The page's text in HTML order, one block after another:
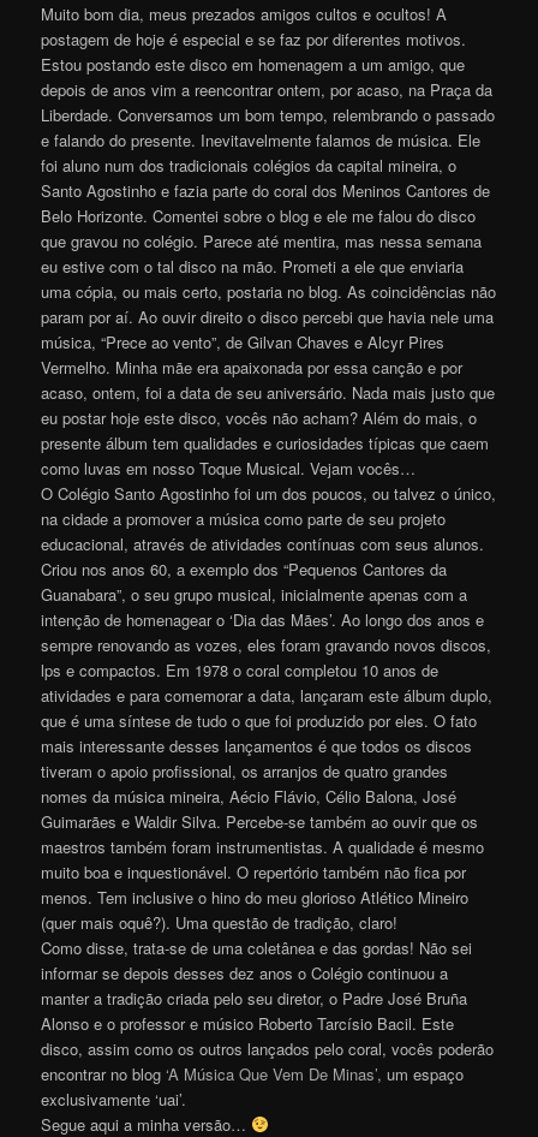
Muito bom dia, meus prezados amigos cultos e ocultos! A
postagem de hoje é especial e se faz por diferentes motivos.
Estou postando este disco em homenagem a um amigo, que
depois de anos vim a reencontrar ontem, por acaso, na Praça da
Liberdade. Conversamos um bom tempo, relembrando o passado
e falando do presente. Inevitavelmente falamos de música. Ele
foi aluno num dos tradicionais colégios da capital mineira, o
Santo Agostinho e fazia parte do coral dos Meninos Cantores de
Belo Horizonte. Comentei sobre o blog e ele me falou do disco
que gravou no colégio. Parece até mentira, mas nessa semana
eu estive com o tal disco na mão. Prometi a ele que enviaria
uma cópia, ou mais certo, postaria no blog. As coincidências não
param por aí. Ao ouvir direito o disco percebi que havia nele uma
música, “Prece ao vento”, de Gilvan Chaves e Alcyr Pires
Vermelho. Minha mãe era apaixonada por essa canção e por
acaso, ontem, foi a data de seu aniversário. Nada mais justo que
eu postar hoje este disco, vocês não acham? Além do mais, o
presente álbum tem qualidades e curiosidades típicas que caem
como luvas em nosso Toque Musical. Vejam vocês…
O Colégio Santo Agostinho foi um dos poucos, ou talvez o único,
na cidade a promover a música como parte de seu projeto
educacional, através de atividades contínuas com seus alunos.
Criou nos anos 60, a exemplo dos “Pequenos Cantores da
Guanabara”, o seu grupo musical, inicialmente apenas com a
intenção de homenagear o ‘Dia das Mães’. Ao longo dos anos e
sempre renovando as vozes, eles foram gravando novos discos,
lps e compactos. Em 1978 o coral completou 10 anos de
atividades e para comemorar a data, lançaram este álbum duplo,
que é uma síntese de tudo o que foi produzido por eles. O fato
mais interessante desses lançamentos é que todos os discos
tiveram o apoio profissional, os arranjos de quatro grandes
nomes da música mineira, Aécio Flávio, Célio Balona, José
Guimarães e Waldir Silva. Percebe-se também ao ouvir que os
maestros também foram instrumentistas. A qualidade é mesmo
muito boa e inquestionável. O repertório também não fica por
menos. Tem inclusive o hino do meu glorioso Atlético Mineiro
(quer mais oquê?). Uma questão de tradição, claro!
Como disse, trata-se de uma coletânea e das gordas! Não sei
informar se depois desses dez anos o Colégio continuou a
manter a tradição criada pelo seu diretor, o Padre José Bruña
Alonso e o professor e músico Roberto Tarcísio Bacil. Este
disco, assim como os outros lançados pelo coral, vocês poderão
encontrar no blog ‘A Música Que Vem De Minas’, um espaço
exclusivamente ‘uai’.
Segue aqui a minha versão…